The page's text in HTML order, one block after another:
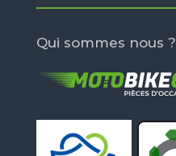
Qui sommes nous ?